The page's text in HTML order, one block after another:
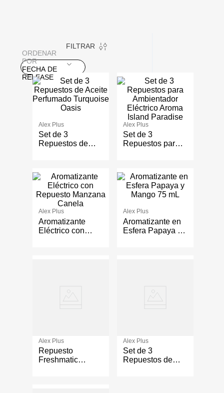
FILTRAR
ORDENAR
POR
FECHA DE
RELEASE
Alex Plus
Set de 3
Repuestos de
Alex Plus
Set de 3
Repuestos para
Island Paradise
Alex Plus
Aromatizante
Eléctrico con
Alex Plus
Aromatizante en
Esfera Papaya y
Alex Plus
Repuesto
Freshmatic
Alex Plus
Set de 3
Repuestos de